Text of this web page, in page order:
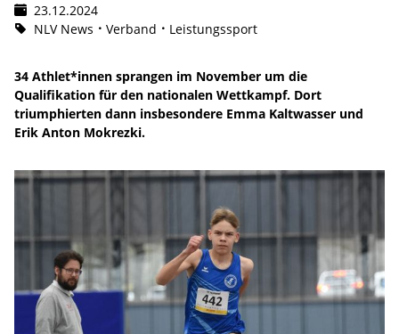
23.12.2024
NLV News
Verband Leistungssport
34 Athlet*innen sprangen im November um die
Qualifikation für den nationalen Wettkampf. Dort
triumphierten dann insbesondere Emma Kaltwasser und
Erik Anton Mokrezki.